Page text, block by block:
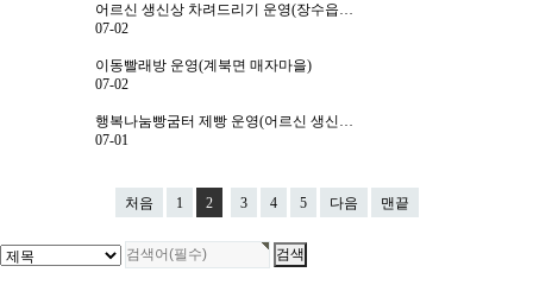
어르신 생신상 차려드리기 운영(장수읍…
07-02
이동빨래방 운영(계북면 매자마을)
07-02
행복나눔빵굼터 제빵 운영(어르신 생신…
07-01
처음 1 2 3 4 5 다음 맨끝